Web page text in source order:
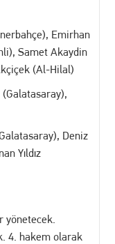
Emirhan
Samet Akaydin
(Al-Hilal)
Deniz
Yıldız
yönetecek.
4. hakem olarak